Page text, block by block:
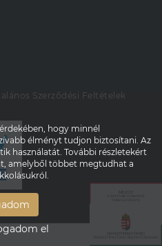
hogy minnél
élményt tudjon biztosítani. Az
használatát. További részletekért
amelyből többet megtudhat a
el
Szerződési Feltételek